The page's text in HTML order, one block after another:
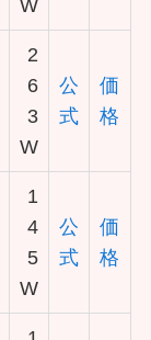
W
2
6
3
W
公
式
価
格
1
4
5
W
公
式
価
格